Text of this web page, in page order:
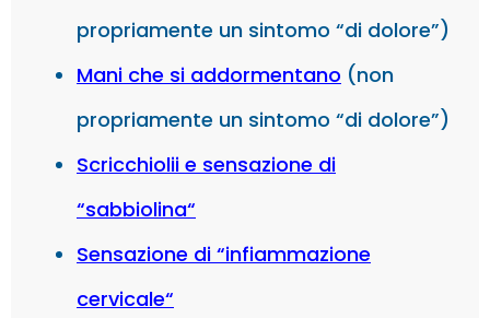
propriamente un sintomo “di dolore”)
Mani che si addormentano (non
propriamente un sintomo “di dolore”)
Scricchiolii e sensazione di
“sabbiolina“
Sensazione di “infiammazione
cervicale“